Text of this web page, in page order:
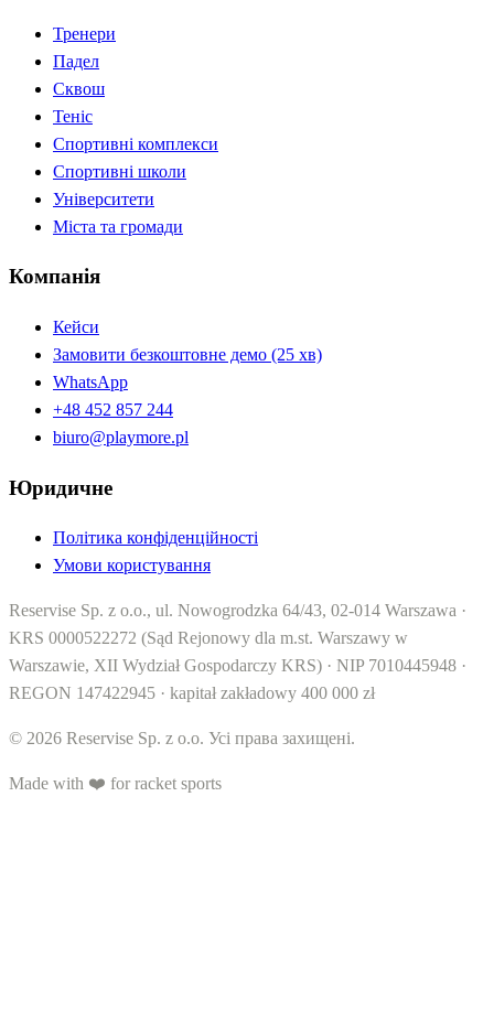
Тренери
Падел
Сквош
Теніс
Спортивні комплекси
Спортивні школи
Університети
Міста та громади
Компанія
Кейси
Замовити безкоштовне демо (25 хв)
WhatsApp
+48 452 857 244
biuro@playmore.pl
Юридичне
Політика конфіденційності
Умови користування
Reservise Sp. z o.o., ul. Nowogrodzka 64/43, 02-014 Warszawa ·
KRS 0000522272 (Sąd Rejonowy dla m.st. Warszawy w
Warszawie, XII Wydział Gospodarczy KRS) · NIP 7010445948 ·
REGON 147422945 · kapitał zakładowy 400 000 zł
© 2026 Reservise Sp. z o.o. Усі права захищені.
Made with ❤️ for racket sports